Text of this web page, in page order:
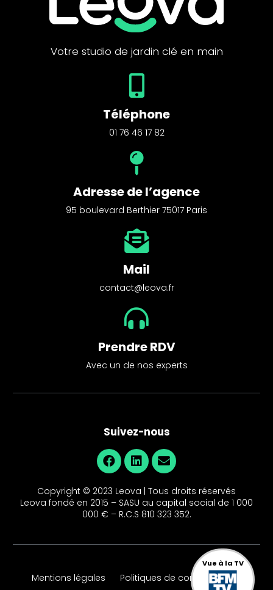
Vue à la TV
Votre studio de jardin clé en main
Téléphone
01 76 46 17 82
Adresse de l’agence
95 boulevard Berthier 75017 Paris
Mail
contact@leova.fr
Prendre RDV
Avec un de nos experts
Suivez-nous
Copyright © 2023 Leova | Tous droits réservés
Leova fondé en 2015 – SASU au capital social de 1 000
000 € – R.C.S 810 323 352.
Mentions légales Politiques de confidentialité